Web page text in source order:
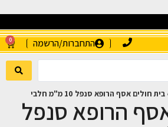
התחברות/הרשמה 0
בית חולים אסף הרופא סנפל 10 מ"מ חלבי
הרופא סנפל